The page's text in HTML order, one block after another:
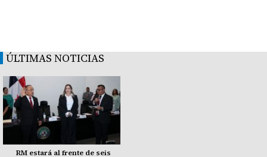
ÚLTIMAS NOTICIAS
RM estará al frente de seis